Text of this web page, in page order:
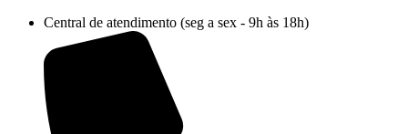
conteúdo
Central de atendimento (seg a sex - 9h às 18h)